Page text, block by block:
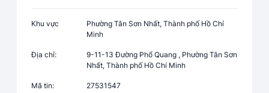
Khu vực
Phường Tân Sơn Nhất, Thành phố Hồ Chí
Minh
Địa chỉ:
9-11-13 Đường Phổ Quang , Phường Tân Sơn
Nhất, Thành phố Hồ Chí Minh
Mã tin:
27531547